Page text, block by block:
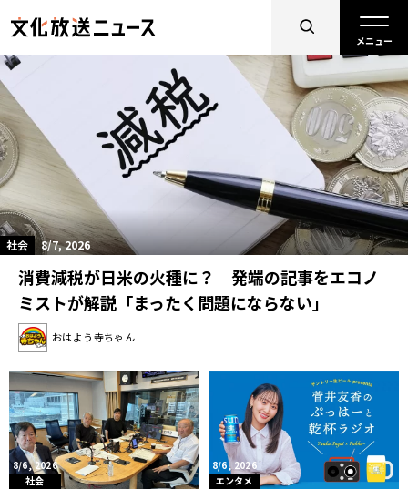
社会 8/7, 2026
消費減税が日米の火種に？ 発端の記事をエコノ
ミストが解説「まったく問題にならない」
おはよう寺ちゃん
8/6, 2026
社会
8/6, 2026
エンタメ